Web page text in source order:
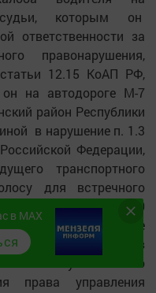
судьи, которым он
ответственности за
правонарушения,
12.15 КоАП РФ,
на автодороге М-7
район Республики
в нарушение п. 1.3
Федерации,
транспортного
для встречного
знака 3.20
данное
повторно в
что ему назначено
права управления
в MAX